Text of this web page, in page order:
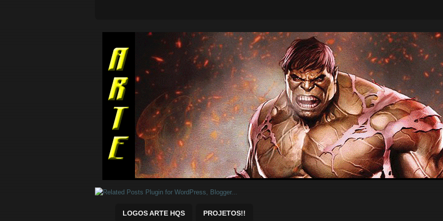
Quadrinhos Marvel e DC para baixar.
LOGOS ARTE HQS PROJETOS!!